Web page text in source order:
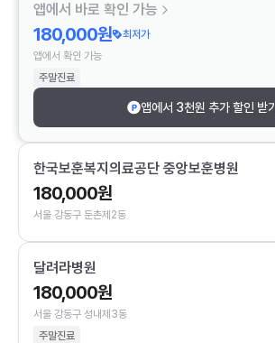
앱에서 바로 확인 가능
180,000원
최저가
앱에서 확인 가능
주말진료
앱에서 3천원 추가 할인 받기
한국보훈복지의료공단 중앙보훈병원
180,000원
서울 강동구 둔촌제2동
달려라병원
180,000원
서울 강동구 성내제3동
주말진료